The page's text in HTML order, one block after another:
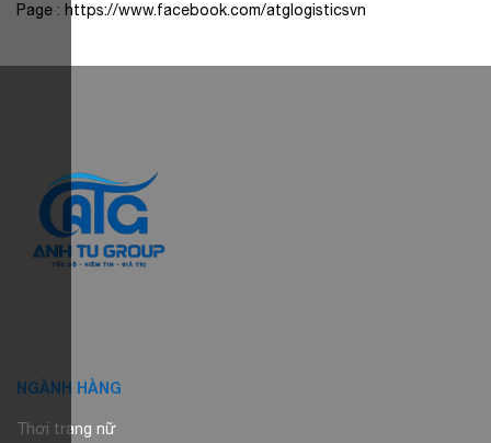
Page : https://www.facebook.com/atglogisticsvn
NGÀNH HÀNG
Thơi trang nữ